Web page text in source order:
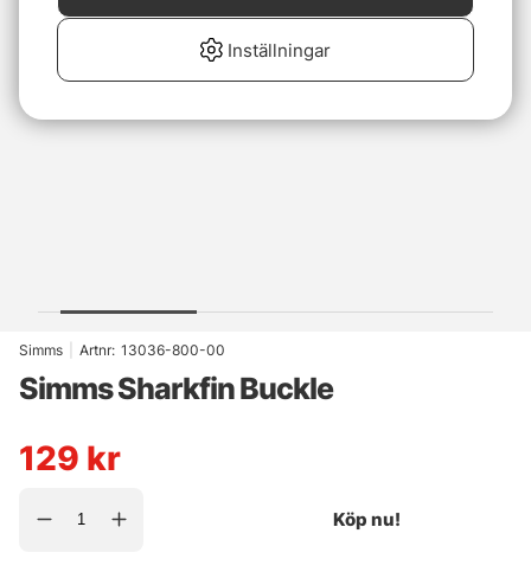
Simms Artnr: 13036-800-00
Simms Sharkfin Buckle
129 kr
Köp nu!
Inställningar